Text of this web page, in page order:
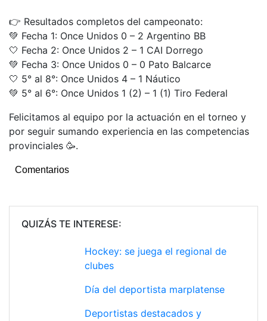
👉 Resultados completos del campeonato:
💚 Fecha 1: Once Unidos 0 – 2 Argentino BB
🤍 Fecha 2: Once Unidos 2 – 1 CAI Dorrego
💚 Fecha 3: Once Unidos 0 – 0 Pato Balcarce
🤍 5° al 8°: Once Unidos 4 – 1 Náutico
💚 5° al 6°: Once Unidos 1 (2) – 1 (1) Tiro Federal
Felicitamos al equipo por la actuación en el torneo y
por seguir sumando experiencia en las competencias
provinciales 🥳.
Comentarios
QUIZÁS TE INTERESE:
Hockey: se juega el regional de
clubes
Día del deportista marplatense
Deportistas destacados y